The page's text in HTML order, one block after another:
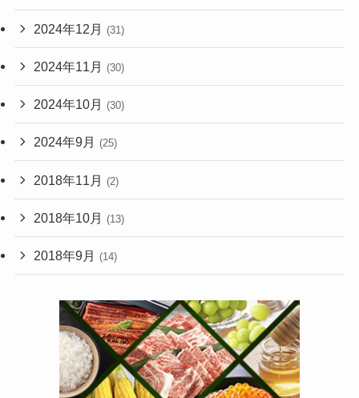
2024年12月 (31)
2024年11月 (30)
2024年10月 (30)
2024年9月 (25)
2018年11月 (2)
2018年10月 (13)
2018年9月 (14)